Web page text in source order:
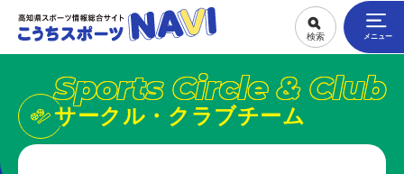
Sports Circle & Club
サークル・クラブチーム